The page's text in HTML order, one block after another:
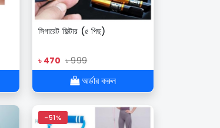
সিগারেট ফিল্টার (৫ পিছ)
৳ 470 ৳ 999
অর্ডার করুন
-51%